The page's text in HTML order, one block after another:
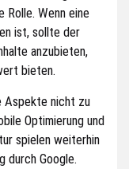
Rolle. Wenn eine
ist, sollte der
anzubieten,
bieten.
Aspekte nicht zu
Optimierung und
spielen weiterhin
durch Google.